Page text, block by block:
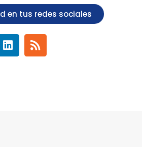
en tus redes sociales